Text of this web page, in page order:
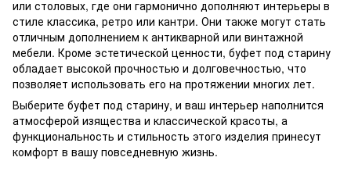
или столовых, где они гармонично дополняют интерьеры в
стиле классика, ретро или кантри. Они также могут стать
отличным дополнением к антикварной или винтажной
мебели. Кроме эстетической ценности, буфет под старину
обладает высокой прочностью и долговечностью, что
позволяет использовать его на протяжении многих лет.
Выберите буфет под старину, и ваш интерьер наполнится
атмосферой изящества и классической красоты, а
функциональность и стильность этого изделия принесут
комфорт в вашу повседневную жизнь.